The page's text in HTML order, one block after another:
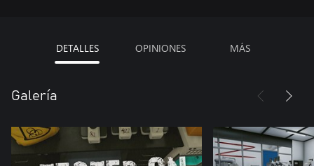
DETALLES OPINIONES MÁS
Galería